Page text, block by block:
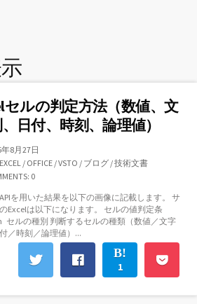
セルの判定方法（数値、文
日付、時刻、論理値）
年8月27日
EXCEL / OFFICE /VSTO / ブログ /技術文書
0
を用いた結果を以下の画像に記載します。 サ
Excelは以下になります。 セルの値判定条
セルの種別 判断するセルの種類（数値／文字
／時刻／論理値）...
1